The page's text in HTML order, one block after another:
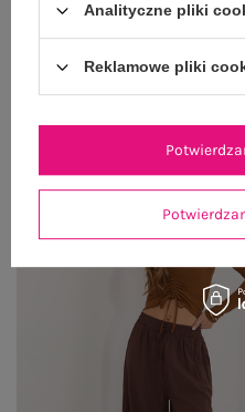
Analityczne pliki
Reklamowe pliki